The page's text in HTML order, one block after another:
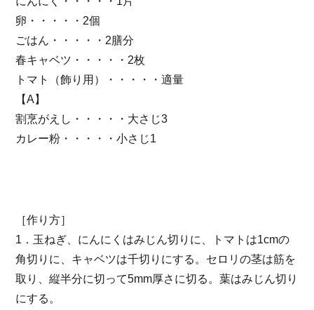
卵・・・・・2個
ごはん・・・・・2膳分
春キャベツ・・・・・2枚
トマト（飾り用）・・・・・適量
【A】
割烹がえし・・・・・大さじ3
カレー粉・・・・・小さじ1
［作り方］
1．玉ねぎ、にんにくはみじん切りに、トマトは1cmの
角切りに、キャベツは千切りにする。セロリの茎は筋を
取り、縦半分に切って5mm厚さに切る。葉はみじん切り
にする。